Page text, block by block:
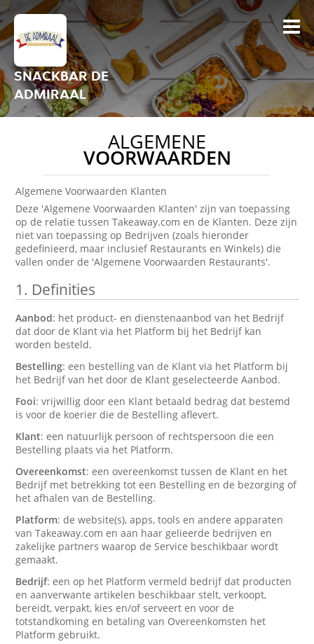
SNACKBAR DE
ADMIRAAL
ALGEMENE
VOORWAARDEN
Algemene Voorwaarden Klanten
Deze 'Algemene Voorwaarden Klanten' zijn van toepassing
op de relatie tussen Takeaway.com en de Klanten. Deze zijn
niet van toepassing op Bedrijven (zoals hieronder
gedefinieerd, maar inclusief Restaurants en Winkels) die
vallen onder de 'Algemene Voorwaarden Restaurants'.
1. Definities
Aanbod: het product- en dienstenaanbod van het Bedrijf
dat door de Klant via het Platform bij het Bedrijf kan
worden besteld.
Bestelling: een bestelling van de Klant via het Platform bij
het Bedrijf van het door de Klant geselecteerde Aanbod.
Fooi: vrijwillig door een Klant betaald bedrag dat bestemd
is voor de koerier die de Bestelling aflevert.
Klant: een natuurlijk persoon of rechtspersoon die een
Bestelling plaats via het Platform.
Overeenkomst: een overeenkomst tussen de Klant en het
Bedrijf met betrekking tot een Bestelling en de bezorging of
het afhalen van de Bestelling.
Platform: de website(s), apps, tools en andere apparaten
van Takeaway.com en aan haar gelieerde bedrijven en
zakelijke partners waarop de Service beschikbaar wordt
gemaakt.
Bedrijf: een op het Platform vermeld bedrijf dat producten
en aanverwante artikelen beschikbaar stelt, verkoopt,
bereidt, verpakt, kies en/of serveert en voor de
totstandkoming en betaling van Overeenkomsten het
Platform gebruikt.